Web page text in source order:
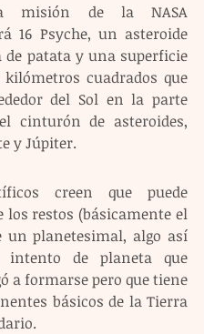
misión de la NASA
16 Psyche, un asteroide
patata y una superficie
kilómetros cuadrados que
del Sol en la parte
cinturón de asteroides,
y Júpiter.
creen que puede
los restos (básicamente el
un planetesimal, algo así
de planeta que
a formarse pero que tiene
básicos de la Tierra